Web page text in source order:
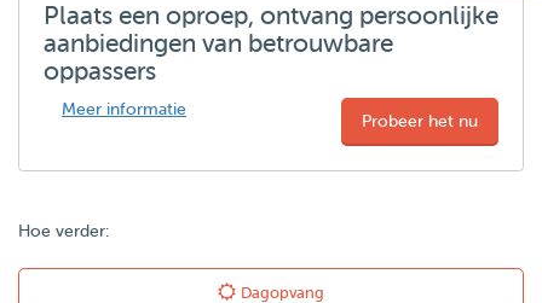
Plaats een oproep, ontvang persoonlijke
aanbiedingen van betrouwbare
oppassers
Meer informatie
Probeer het nu
Hoe verder:
Dagopvang